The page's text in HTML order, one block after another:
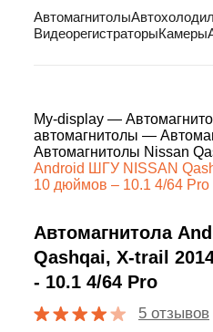
Автомагнитолы
ВидеорегистраторыКамеры
My-display —
автомагнитолы —
Автомагнитолы Nissan
Android ШГУ NISSAN
10 дюймов – 10.1 4/64 Pro
Автомагнитола
Qashqai, X-trail
- 10.1 4/64 Pro
5 отзывов